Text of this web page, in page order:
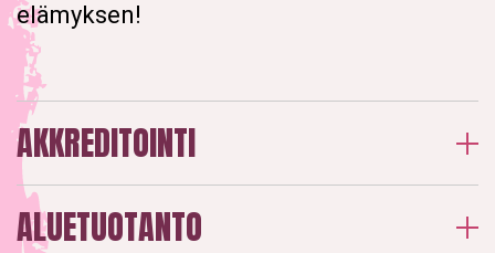
elämyksen!
AKKREDITOINTI
ALUETUOTANTO